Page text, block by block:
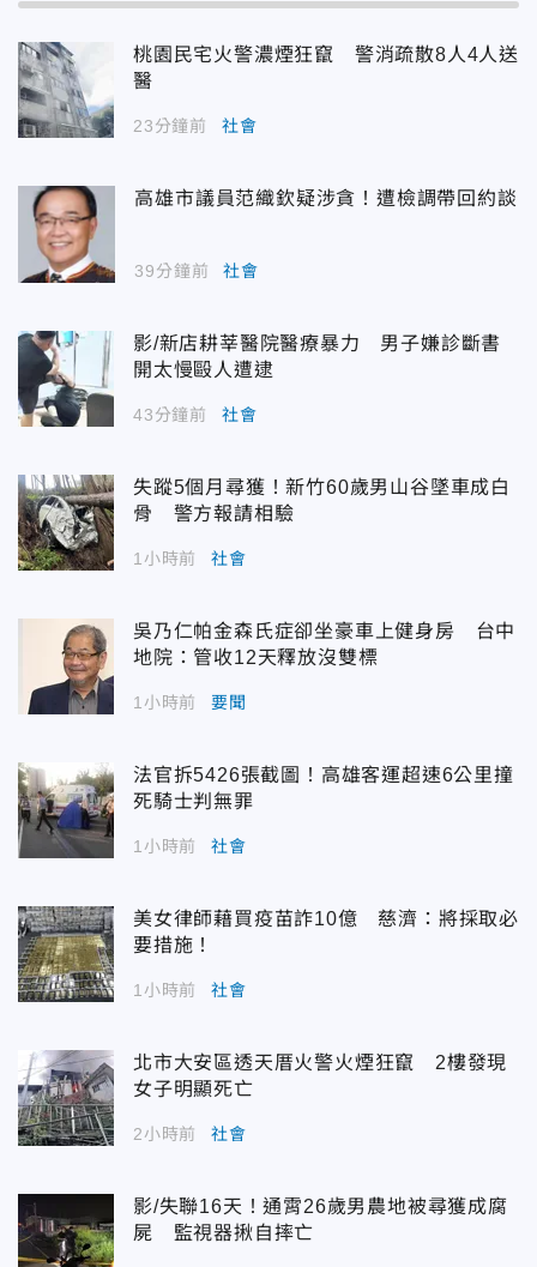
桃園民宅火警濃煙狂竄 警消疏散8人4人送
醫
23分鐘前 社會
高雄市議員范織欽疑涉貪！遭檢調帶回約談
39分鐘前 社會
影/新店耕莘醫院醫療暴力 男子嫌診斷書
開太慢毆人遭逮
43分鐘前 社會
失蹤5個月尋獲！新竹60歲男山谷墜車成白
骨 警方報請相驗
1小時前 社會
吳乃仁帕金森氏症卻坐豪車上健身房 台中
地院：管收12天釋放沒雙標
1小時前 要聞
法官拆5426張截圖！高雄客運超速6公里撞
死騎士判無罪
1小時前 社會
美女律師藉買疫苗詐10億 慈濟：將採取必
要措施！
1小時前 社會
北市大安區透天厝火警火煙狂竄 2樓發現
女子明顯死亡
2小時前 社會
影/失聯16天！通霄26歲男農地被尋獲成腐
屍 監視器揪自摔亡